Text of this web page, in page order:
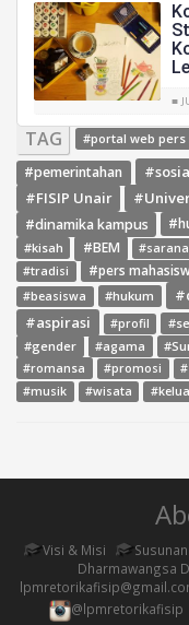
■
TAG #portal web pers
#pemerintahan
#FISIP Unair
#dinamika kampus
#kisah
#BEM
#tradisi #pers
#beasiswa #hukum
#aspirasi #profil
#gender
#agama
#romansa
#promosi
#musik
#wisata
Visi & Misi
Dharmawangsa
@lpmretorikafisip